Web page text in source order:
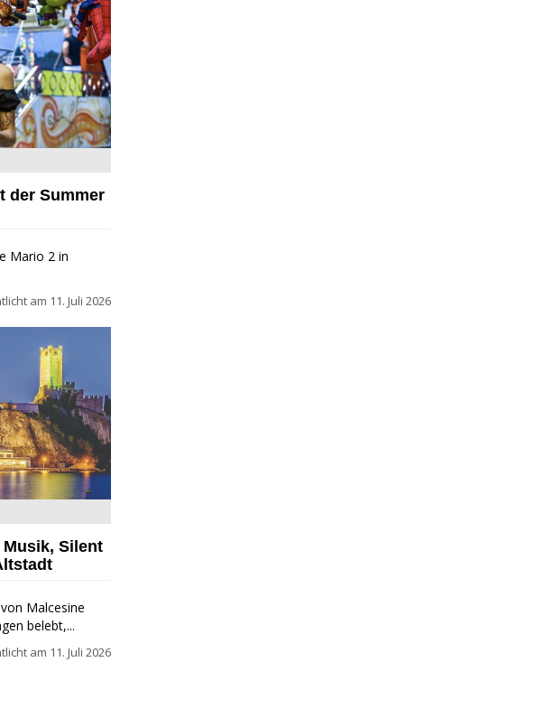
Desenzano -
der Summer
Mario 2 in
am 11. Juli 2026
Musik, Silent
Malcesine
belebt,...
am 11. Juli 2026